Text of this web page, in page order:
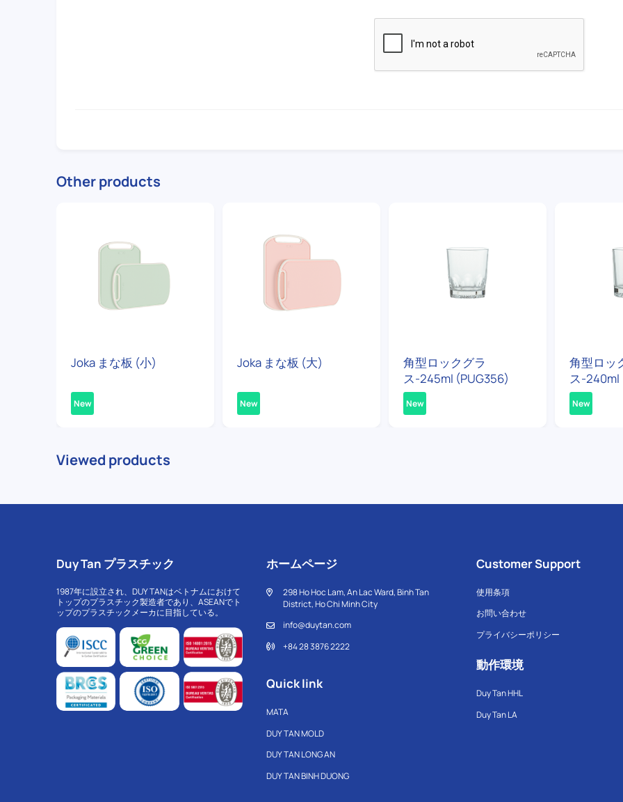
Other products
Joka まな板 (小)
New
Joka まな板 (大)
New
角型ロックグラ
ス-245ml (PUG356)
New
角型ロッ
ス-240ml
New
Viewed products
Duy Tan プラスチック
1987年に設立され、DUY TANはベトナムにおけて
トップのプラスチック製造者であり、ASEANでト
ップのプラスチックメーカに目指している。
ホームページ
298 Ho Hoc Lam, An Lac Ward, Binh Tan
District, Ho Chi Minh City
info@duytan.com
+84 28 3876 2222
Quick link
MATA
DUY TAN MOLD
DUY TAN LONG AN
DUY TAN BINH DUONG
Customer Support
使用条項
お問い合わせ
プライバシーポリシー
動作環境
Duy Tan HHL
Duy Tan LA